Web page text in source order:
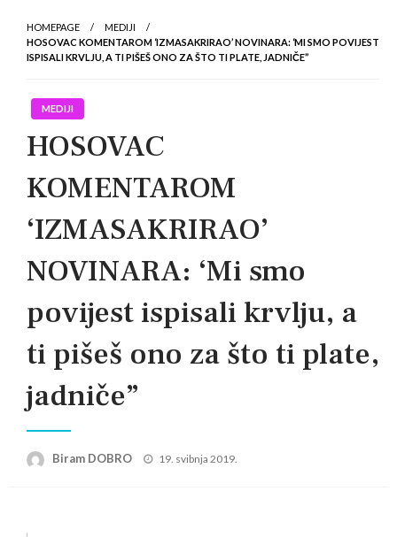
HOMEPAGE
MEDIJI
HOSOVAC KOMENTAROM ‘IZMASAKRIRAO’ NOVINARA: ‘MI SMO POVIJEST
ISPISALI KRVLJU, A TI PIŠEŠ ONO ZA ŠTO TI PLATE, JADNIČE”
MEDIJI
HOSOVAC
KOMENTAROM
‘IZMASAKRIRAO’
NOVINARA: ‘Mi smo
povijest ispisali krvlju, a
ti pišeš ono za što ti plate,
jadniče”
Biram DOBRO
Posted
19. svibnja 2019.